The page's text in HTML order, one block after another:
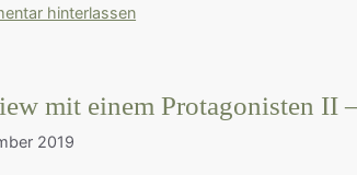
hinterlassen
mit einem Protagonisten II
2019